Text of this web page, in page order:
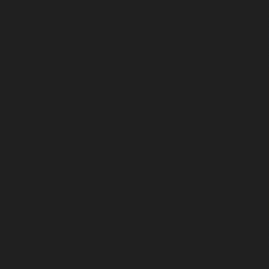
Bella
Bella